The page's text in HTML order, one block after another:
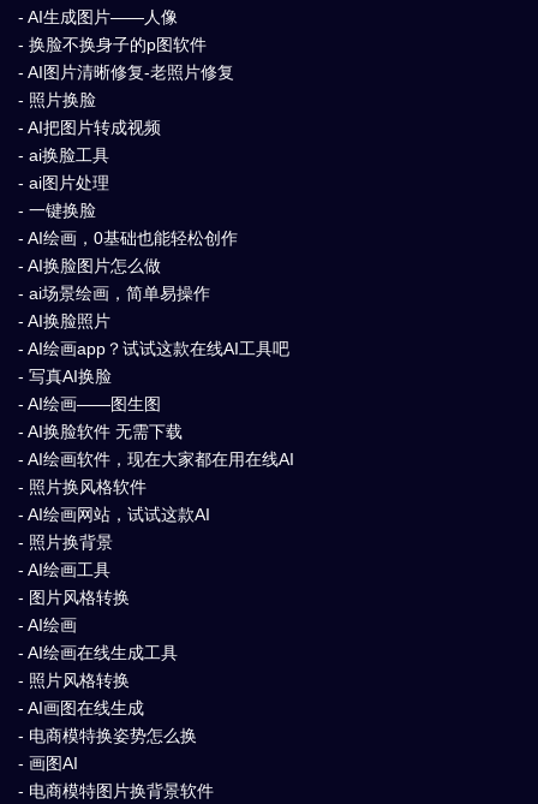
- AI生成图片——人像
- 换脸不换身子的p图软件
- AI图片清晰修复-老照片修复
- 照片换脸
- AI把图片转成视频
- ai换脸工具
- ai图片处理
- 一键换脸
- AI绘画，0基础也能轻松创作
- AI换脸图片怎么做
- ai场景绘画，简单易操作
- AI换脸照片
- AI绘画app？试试这款在线AI工具吧
- 写真AI换脸
- AI绘画——图生图
- AI换脸软件 无需下载
- AI绘画软件，现在大家都在用在线AI
- 照片换风格软件
- AI绘画网站，试试这款AI
- 照片换背景
- AI绘画工具
- 图片风格转换
- AI绘画
- AI绘画在线生成工具
- 照片风格转换
- AI画图在线生成
- 电商模特换姿势怎么换
- 画图AI
- 电商模特图片换背景软件